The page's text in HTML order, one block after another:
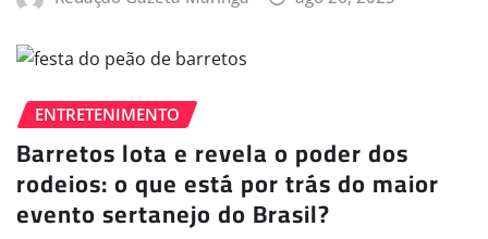
ENTRETENIMENTO
Barretos lota e revela o poder dos
rodeios: o que está por trás do maior
evento sertanejo do Brasil?